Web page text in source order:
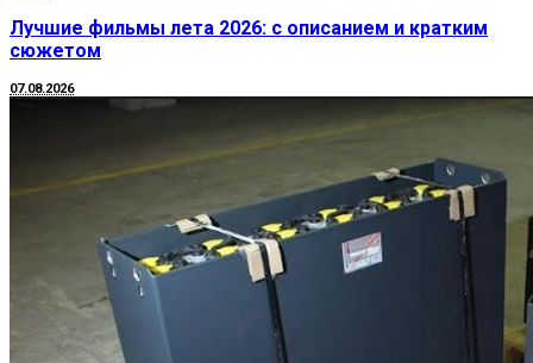
Лучшие фильмы лета 2026: с описанием и кратким
сюжетом
07.08.2026